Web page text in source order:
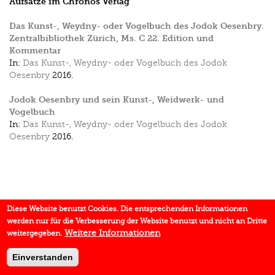
Das Kunst-, Weydny- oder Vogelbuch des Jodok Oesenbry.
Zentralbibliothek Zürich, Ms. C 22. Edition und
Kommentar
In: Das Kunst-, Weydny- oder Vogelbuch des Jodok
Oesenbry 2016.
Jodok Oesenbry und sein Kunst-, Weidwerk- und
Vogelbuch
In: Das Kunst-, Weydny- oder Vogelbuch des Jodok
Oesenbry 2016.
Diese Website benutzt Cookies. Die entsprechenden Informationen
werden nur für die Verbesserung der Website benutzt und nicht an Dritte
weitergegeben. Weitere Informationen
Einverstanden